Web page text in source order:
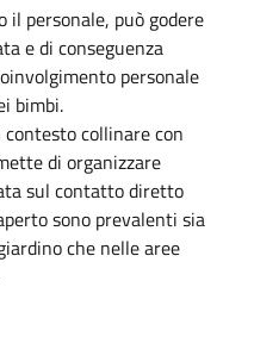
il personale, può godere
e di conseguenza
personale
bimbi.
collinare con
di organizzare
sul contatto diretto
sono prevalenti sia
che nelle aree